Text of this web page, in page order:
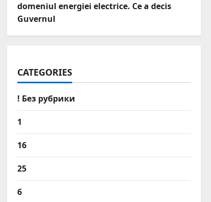
domeniul energiei electrice. Ce a decis
Guvernul
CATEGORIES
! Без рубрики
1
16
25
6